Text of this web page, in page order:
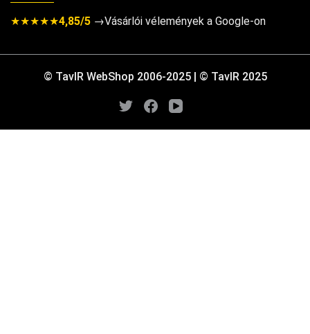
★★★★★4,85/5 →Vásárlói vélemények a Google-on
© TavIR WebShop 2006-2025 | © TavIR 2025